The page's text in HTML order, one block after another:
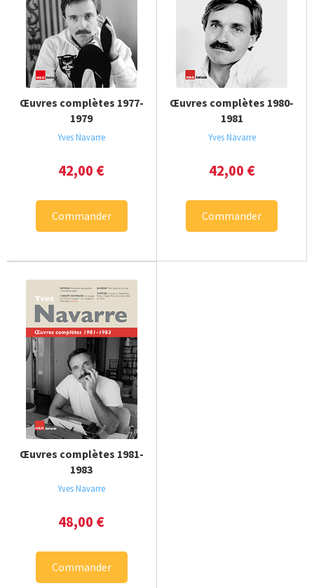
Œuvres complètes 1977-
1979
Yves Navarre
42,00 €
Commander
Œuvres complètes 1980-
1981
Yves Navarre
42,00 €
Commander
Œuvres complètes 1981-
1983
Yves Navarre
48,00 €
Commander